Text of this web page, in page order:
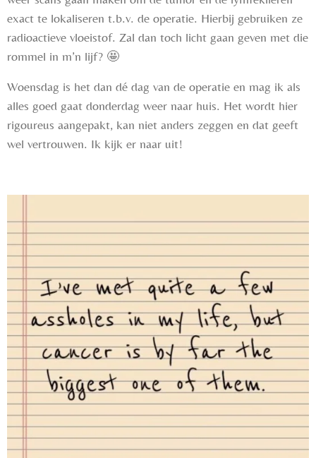
exact te lokaliseren t.b.v. de operatie. Hierbij gebruiken ze
radioactieve vloeistof. Zal dan toch licht gaan geven met die
rommel in m’n lijf? 🤩
Woensdag is het dan dé dag van de operatie en mag ik als
alles goed gaat donderdag weer naar huis. Het wordt hier
rigoureus aangepakt, kan niet anders zeggen en dat geeft
wel vertrouwen. Ik kijk er naar uit!